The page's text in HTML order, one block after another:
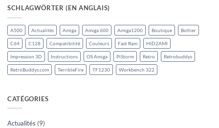
SCHLAGWÖRTER (EN ANGLAIS)
A500 Actualités Amiga Amiga 600 Amiga1200 Boutique Boîtier
C64 C128 Compatibilité Couleurs Fast Ram HID2AMI
Impression 3D Instructions OS Amiga PiStorm Retro Retrobuddys
RetroBuddys.com TerribleFire TF1230 Workbench 322
CATÉGORIES
Actualités (9)